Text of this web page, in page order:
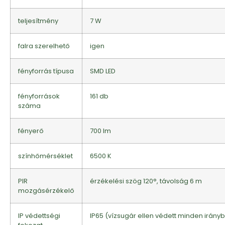
teljesítmény 7 W
falra szerelhető igen
fényforrás típusa SMD LED
fényforrások
száma
161 db
fényerő 700 lm
színhőmérséklet 6500 K
PIR
mozgásérzékelő
érzékelési szög 120°, távolság 6 m
IP védettségi
IP65 (vízsugár ellen védett minden